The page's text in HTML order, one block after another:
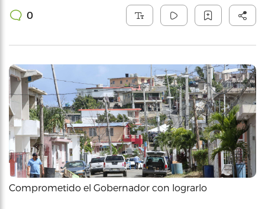
0
Comprometido el Gobernador con lograrlo